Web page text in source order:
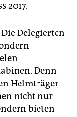
2017.
Delegierten
Denn
Helmträger
nicht nur
bieten